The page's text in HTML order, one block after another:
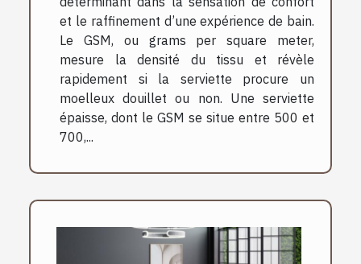
et le raffinement d’une expérience de bain.
Le GSM, ou grams per square meter,
mesure la densité du tissu et révèle
rapidement si la serviette procure un
moelleux douillet ou non. Une serviette
épaisse, dont le GSM se situe entre 500 et
700,...